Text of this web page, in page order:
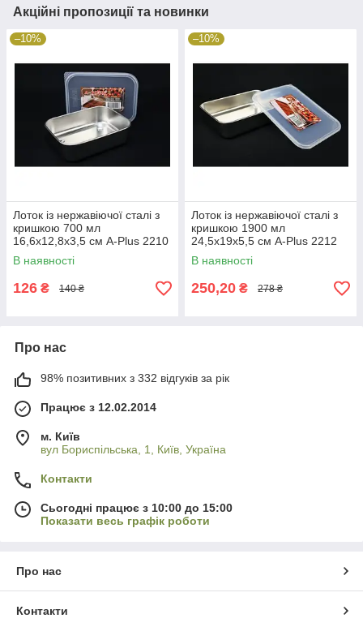
Акційні пропозиції та новинки
–10%
Лоток із нержавіючої сталі з
кришкою 700 мл
16,6х12,8х3,5 см A-Plus 2210
В наявності
126 ₴ 140 ₴
–10%
Лоток із нержавіючої сталі з
кришкою 1900 мл
24,5х19х5,5 см A-Plus 2212
В наявності
250,20 ₴ 278 ₴
Про нас
98% позитивних з 332 відгуків за рік
Працює з 12.02.2014
м. Київ
вул Бориспільська, 1, Київ, Україна
Контакти
Сьогодні працює з 10:00 до 15:00
Показати весь графік роботи
Про нас
Контакти